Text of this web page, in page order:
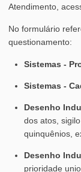
Atendimento,
No formulário
questionamento:
Sistemas -
Sistemas -
Desenho
dos atos,
quinquênios,
Desenho
prioridade